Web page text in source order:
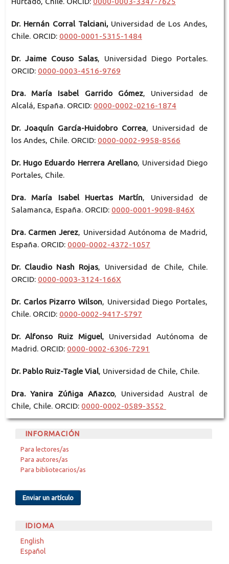
Dr. Hernán Corral Talciani, Universidad de Los Andes,
Chile. ORCID: 0000-0001-5315-1484
Dr. Jaime Couso Salas, Universidad Diego Portales.
ORCID: 0000-0003-4516-9769
Dra. María Isabel Garrido Gómez, Universidad de
Alcalá, España. ORCID: 0000-0002-0216-1874
Dr. Joaquín García-Huidobro Correa, Universidad de
los Andes, Chile. ORCID: 0000-0002-9958-8566
Dr. Hugo Eduardo Herrera Arellano, Universidad Diego
Portales, Chile.
Dra. María Isabel Huertas Martín, Universidad de
Salamanca, España. ORCID: 0000-0001-9098-846X
Dra. Carmen Jerez, Universidad Autónoma de Madrid,
España. ORCID: 0000-0002-4372-1057
Dr. Claudio Nash Rojas, Universidad de Chile, Chile.
ORCID: 0000-0003-3124-166X
Dr. Carlos Pizarro Wilson, Universidad Diego Portales,
Chile. ORCID: 0000-0002-9417-5797
Dr. Alfonso Ruiz Miguel, Universidad Autónoma de
Madrid. ORCID: 0000-0002-6306-7291
Dr. Pablo Ruiz-Tagle Vial, Universidad de Chile, Chile.
Dra. Yanira Zúñiga Añazco, Universidad Austral de
Chile, Chile. ORCID: 0000-0002-0589-3552
INFORMACIÓN
Para lectores/as
Para autores/as
Para bibliotecarios/as
Enviar un artículo
IDIOMA
English
Español